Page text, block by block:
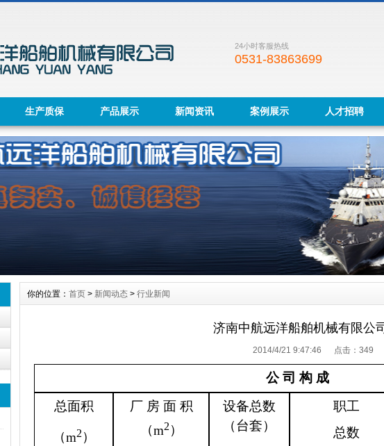
24小时客服热线
0531-83863699
生产质保 产品展示 新闻资讯 案例展示 人才招聘
你的位置： 首页 > 新闻动态 > 行业新闻
济南中航远洋船舶机械有限公
2014/4/21 9:47:46 点击： 349
公 司 构 成
总面积
（m2）
厂 房 面 积
（m2）
设备总数
（台套）
职工
总数